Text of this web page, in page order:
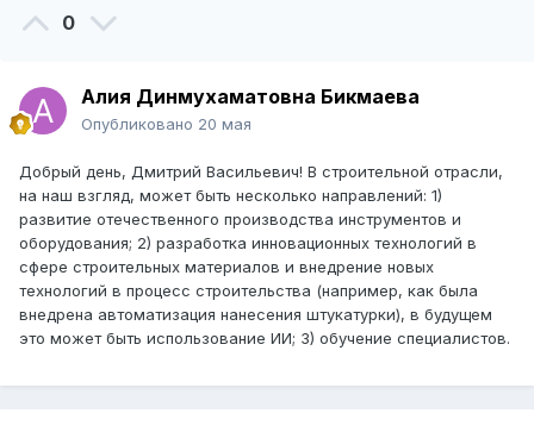
0
Алия Динмухаматовна Бикмаева
Опубликовано 20 мая
Добрый день, Дмитрий Васильевич! В строительной отрасли,
на наш взгляд, может быть несколько направлений: 1)
развитие отечественного производства инструментов и
оборудования; 2) разработка инновационных технологий в
сфере строительных материалов и внедрение новых
технологий в процесс строительства (например, как была
внедрена автоматизация нанесения штукатурки), в будущем
это может быть использование ИИ; 3) обучение специалистов.